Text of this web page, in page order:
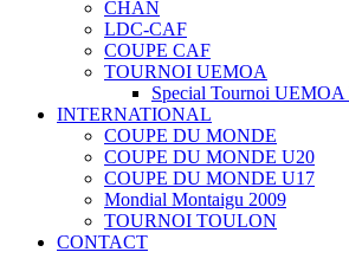
CHAN
LDC-CAF
COUPE CAF
TOURNOI UEMOA
Special Tournoi UEMOA
INTERNATIONAL
COUPE DU MONDE
COUPE DU MONDE U20
COUPE DU MONDE U17
Mondial Montaigu 2009
TOURNOI TOULON
CONTACT